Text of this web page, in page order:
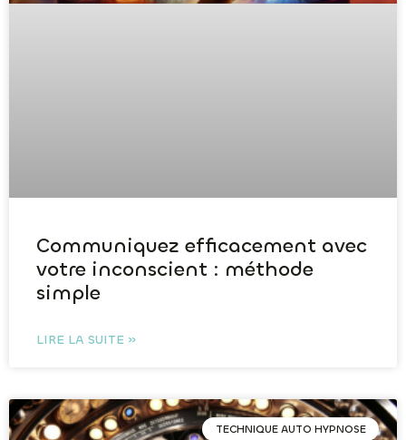
Communiquez efficacement avec
votre inconscient : méthode
simple
LIRE LA SUITE »
TECHNIQUE AUTO HYPNOSE